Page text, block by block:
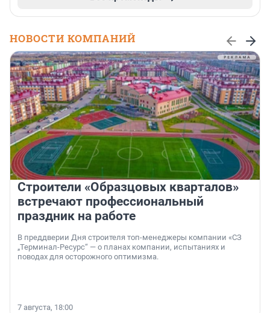
НОВОСТИ КОМПАНИЙ
Строители «Образцовых кварталов»
встречают профессиональный
праздник на работе
В преддверии Дня строителя топ-менеджеры компании «СЗ
„Терминал-Ресурс“ — о планах компании, испытаниях и
поводах для осторожного оптимизма.
7 августа, 18:00